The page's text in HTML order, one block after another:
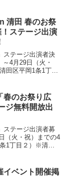
清田 春のお祭
ステージ出演
ステージ出演者決
4月29日（火・
田区平岡1条1丁目
のお祭り広
ジ無料開放出
ステージ出演者募
（火・祝）までの4
1丁目２）※清田
イベント開催掲